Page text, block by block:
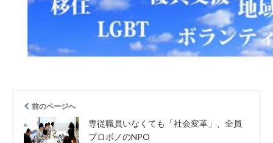
前のページへ
専従職員いなくても「社会変革」、全員
プロボノのNPO